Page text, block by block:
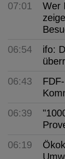
07:01
Wer
06:54
ifo:
06:43
06:39
06:19